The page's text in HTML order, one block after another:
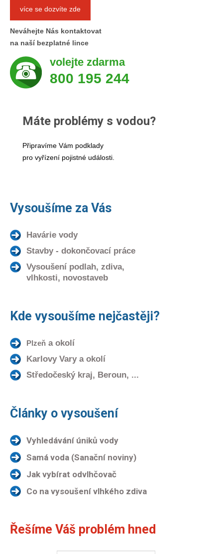
více se dozvíte zde
Neváhejte Nás kontaktovat
na naší bezplatné lince
volejte zdarma
800 195 244
Máte problémy s vodou?
Připravíme Vám podklady
pro vyřízení pojistné události.
Vysoušíme za Vás
Havárie vody
Stavby - dokončovací práce
Vysoušení podlah, zdiva,
vlhkosti, novostaveb
Kde vysoušíme nejčastěji?
Plzeň a okolí
Karlovy Vary a okolí
Středočeský kraj, Beroun, ...
Články o vysoušení
Vyhledávání úniků vody
Samá voda (Sanační noviny)
Jak vybírat odvlhčovač
Co na vysoušení vlhkého zdiva
Řešíme Váš problém hned